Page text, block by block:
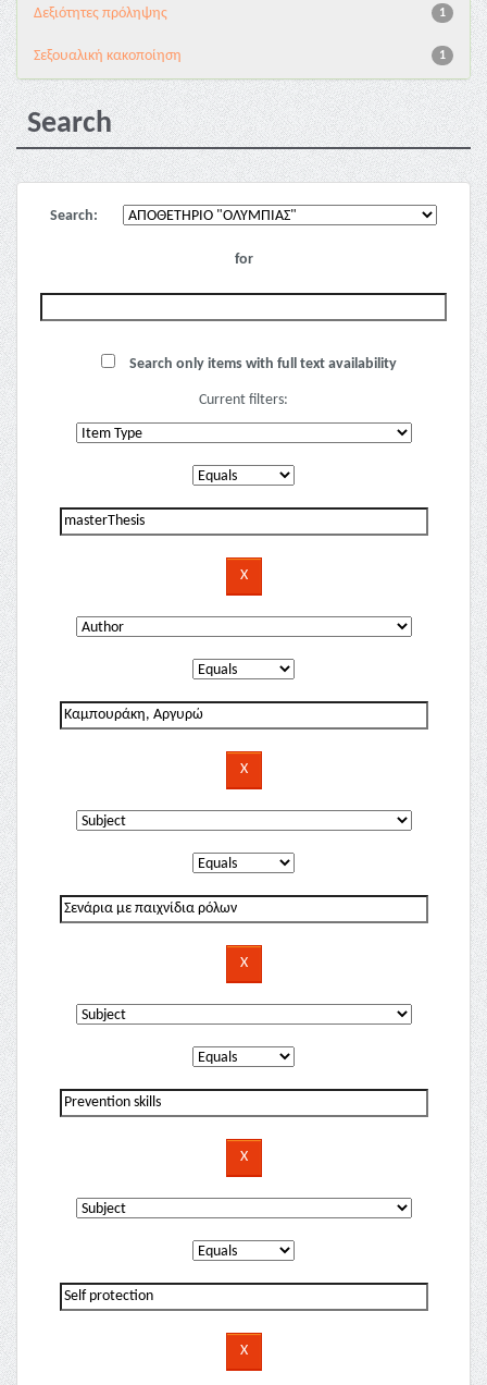
1
Δεξιότητες πρόληψης
1
Σεξουαλική κακοποίηση
Search
Search:
for
Search only items with full text availability
Current filters: